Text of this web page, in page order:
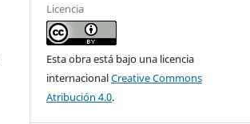
Licencia
Esta obra está bajo una licencia
internacionalCreative Commons
Atribución 4.0.